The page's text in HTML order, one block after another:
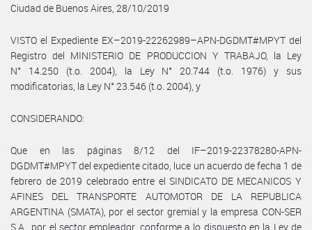
Ciudad de Buenos Aires, 28/10/2019
VISTO el Expediente EX–2019-22262989–APN-DGDMT#MPYT del
Registro del MINISTERIO DE PRODUCCION Y TRABAJO, la Ley
N° 14.250 (t.o. 2004), la Ley N° 20.744 (t.o. 1976) y sus
modificatorias, la Ley N° 23.546 (t.o. 2004), y
CONSIDERANDO:
Que en las páginas 8/12 del IF–2019-22378280-APN-
DGDMT#MPYT del expediente citado, luce un acuerdo de fecha 1 de
febrero de 2019 celebrado entre el SINDICATO DE MECANICOS Y
AFINES DEL TRANSPORTE AUTOMOTOR DE LA REPUBLICA
ARGENTINA (SMATA), por el sector gremial y la empresa CON-SER
S.A., por el sector empleador, conforme a lo dispuesto en la Ley de